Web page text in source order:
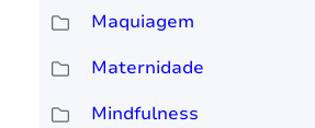
Maquiagem
Maternidade
Mindfulness